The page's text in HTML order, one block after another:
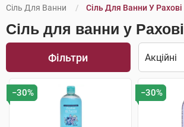
Сіль Для Ванни
Сіль Для Ванни У Рахові
Сіль для ванни у Рахові
Фільтри
−30% −30%